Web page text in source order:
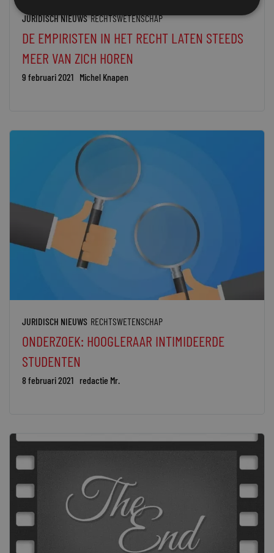
JURIDISCH NIEUWS RECHTSWETENSCHAP
DE EMPIRISTEN IN HET RECHT LATEN STEEDS
MEER VAN ZICH HOREN
9 februari 2021 Michel Knapen
JURIDISCH NIEUWS RECHTSWETENSCHAP
ONDERZOEK: HOOGLERAAR INTIMIDEERDE
STUDENTEN
8 februari 2021 redactie Mr.